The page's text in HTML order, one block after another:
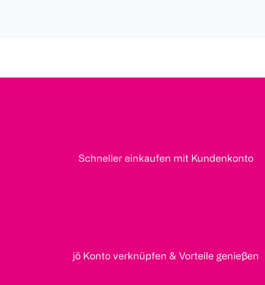
Schneller einkaufen mit Kundenkonto
jö Konto verknüpfen & Vorteile genießen